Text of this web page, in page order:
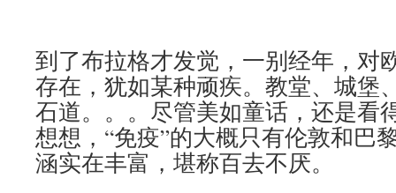
到了布拉格才发觉，一别经年，对
存在，犹如某种顽疾。教堂、城堡
石道。。。尽管美如童话，还是看
想想，“免疫”的大概只有伦敦和巴
涵实在丰富，堪称百去不厌。